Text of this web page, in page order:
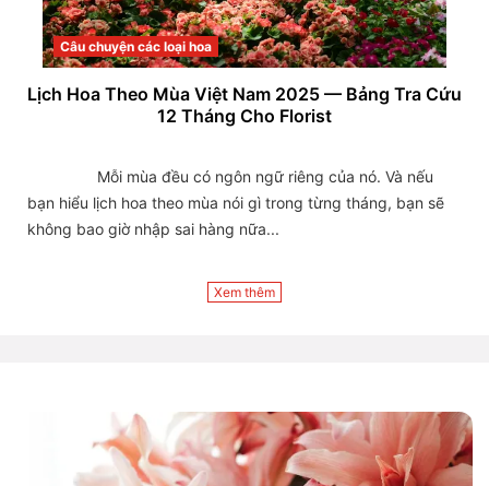
Câu chuyện các loại hoa
Lịch Hoa Theo Mùa Việt Nam 2025 — Bảng Tra Cứu
12 Tháng Cho Florist
bạn hiểu lịch hoa theo mùa nói gì trong từng tháng, bạn sẽ
không bao giờ nhập sai hàng nữa...
Xem thêm